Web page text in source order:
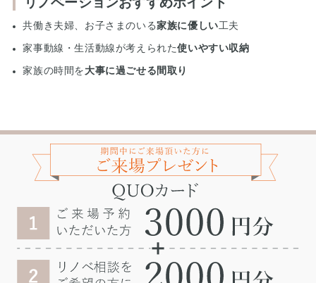
共働き夫婦、お子さまのいる家族に優しい工夫
家事動線・生活動線が考えられた使いやすい収納
家族の時間を大事に過ごせる間取り